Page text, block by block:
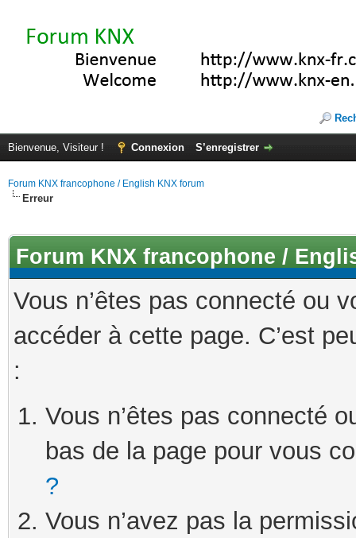
Bienvenue, Visiteur ! Connexion S’enregistrer
Forum KNX francophone / English KNX forum
Erreur
Forum KNX francophone /
Vous n’êtes pas connecté ou
accéder à cette page. C’est
:
Vous n’êtes pas connecté
bas de la page pour vous
?
Vous n’avez pas la